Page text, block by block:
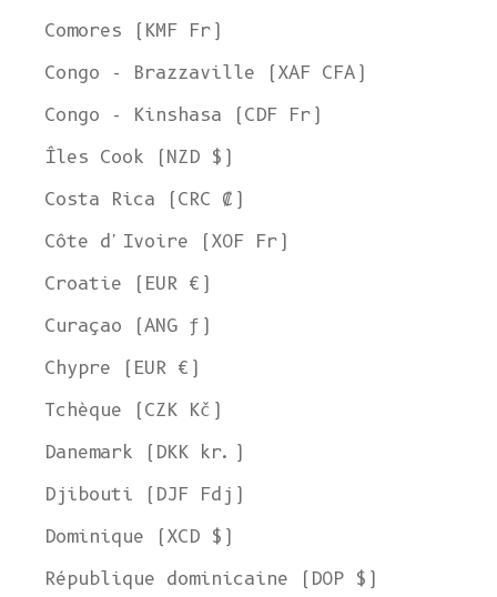
Comores (KMF Fr)
Congo - Brazzaville (XAF CFA)
Congo - Kinshasa (CDF Fr)
Îles Cook (NZD $)
Costa Rica (CRC ₡)
Côte d'Ivoire (XOF Fr)
Croatie (EUR €)
Curaçao (ANG ƒ)
Chypre (EUR €)
Tchèque (CZK Kč)
Danemark (DKK kr.)
Djibouti (DJF Fdj)
Dominique (XCD $)
République dominicaine (DOP $)